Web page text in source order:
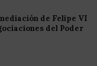
de Felipe VI
del Poder